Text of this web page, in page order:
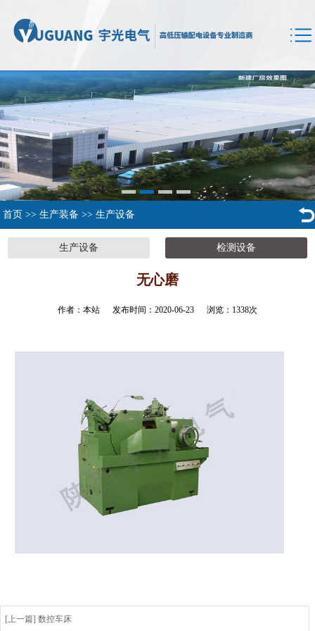
首页 >> 生产装备 >> 生产设备
生产设备 检测设备
无心磨
作者：本站 发布时间：2020-06-23 浏览： 1338次
[上一篇] 数控车床